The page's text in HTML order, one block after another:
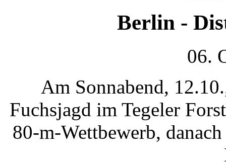
Berlin -
06.
Am Sonnabend,
Fuchsjagd im Tegeler
80-m-Wettbewerb,